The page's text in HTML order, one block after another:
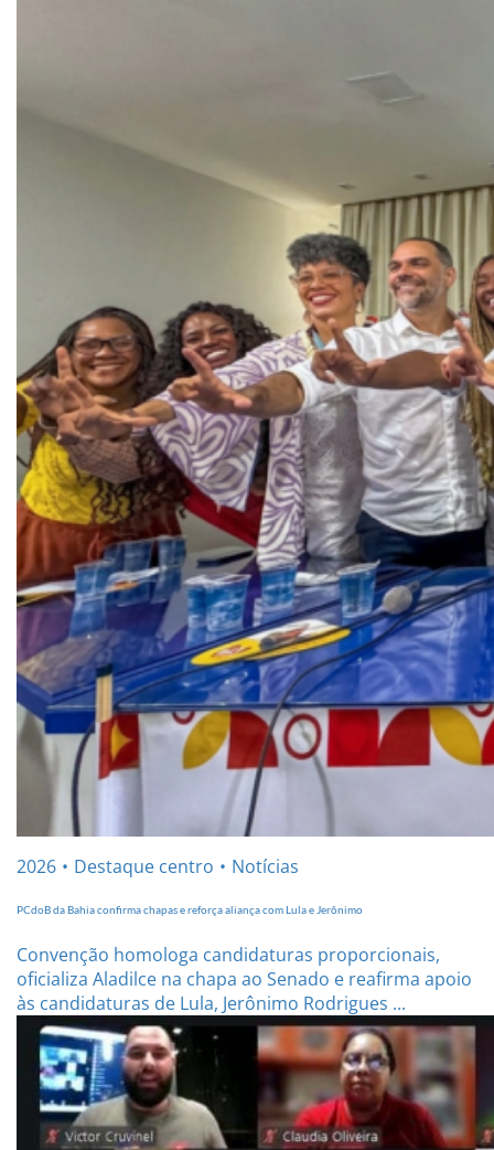
2026 Destaque centro Notícias
PCdoB da Bahia confirma chapas e reforça aliança com Lula e Jerônimo
Convenção homologa candidaturas proporcionais,
oficializa Aladilce na chapa ao Senado e reafirma apoio
às candidaturas de Lula, Jerônimo Rodrigues ...